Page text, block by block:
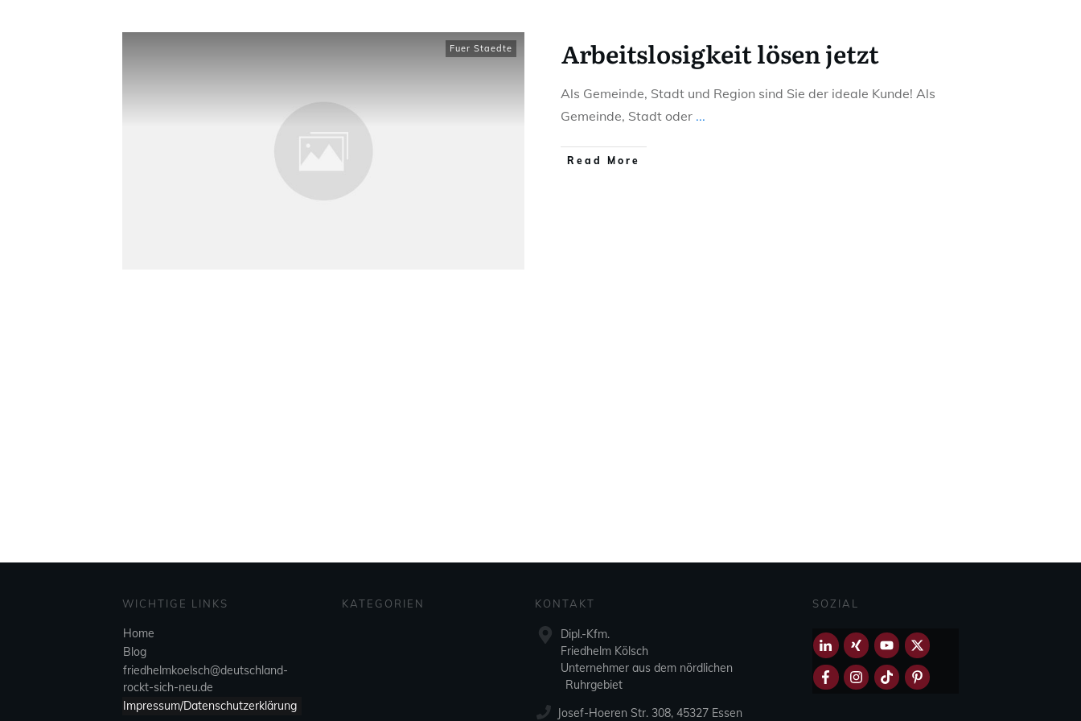
Fuer Staedte Arbeitslosigkeit lösen jetzt
Als Gemeinde, Stadt und Region sind Sie der ideale Kunde! Als
Gemeinde, Stadt oder ...
Read More
WICHTIGE LINKS
Home
Blog
friedhelmkoelsch@deutschland-
rockt-sich-neu.de
Impressum/Datenschutzerklärung
KATEGORIEN KONTAKT
Dipl.-Kfm.
Friedhelm Kölsch
Unternehmer aus dem nördlichen
Ruhrgebiet
Josef-Hoeren Str. 308, 45327 Essen
SOZIAL